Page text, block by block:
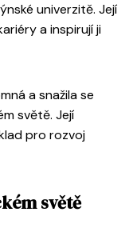
univerzitě. Její
a inspirují ji
a snažila se
světě. Její
pro rozvoj
světě